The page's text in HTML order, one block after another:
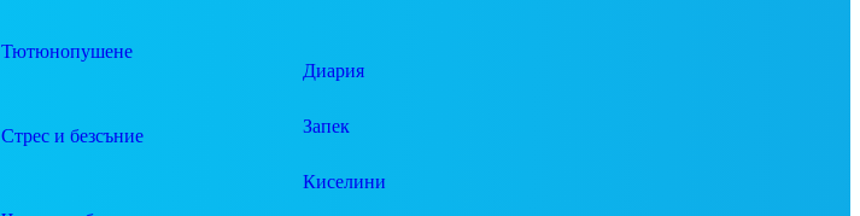
Тютюнопушене
Стрес и безсъние
Диария
Запек
Киселини